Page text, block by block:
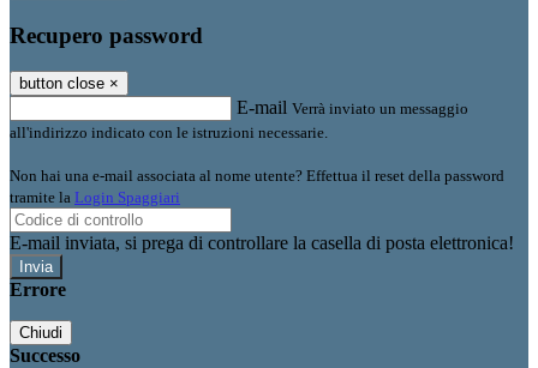
Recupero password
button close ×
E-mail Verrà inviato un messaggio
all'indirizzo indicato con le istruzioni necessarie.
Non hai una e-mail associata al nome utente? Effettua il reset della password
tramite la Login Spaggiari
E-mail inviata, si prega di controllare la casella di posta elettronica!
Errore
Chiudi
Successo